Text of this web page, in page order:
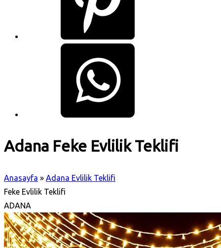
Adana Feke Evlilik Teklifi
Anasayfa » Adana Evlilik Teklifi
Feke Evlilik Teklifi
ADANA